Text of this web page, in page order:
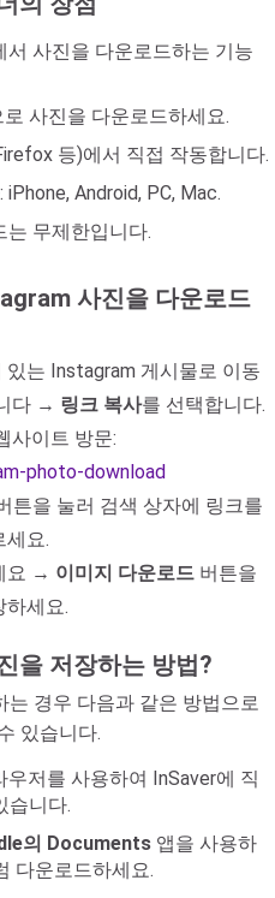
사진을 다운로드하는 기능
사진을 다운로드하세요.
등)에서 직접 작동합니다.
Android, PC, Mac.
는 무제한입니다.
사진을 다운로드
는 Instagram 게시물로 이동
다 → 링크 복사를 선택합니다.
사이트 방문:
photo-download
튼을 눌러 검색 상자에 링크를
세요.
요 → 이미지 다운로드 버튼을
하세요.
을 저장하는 방법?
는 경우 다음과 같은 방법으로
있습니다.
우저를 사용하여 InSaver에 직
습니다.
의 Documents 앱을 사용하
다운로드하세요.